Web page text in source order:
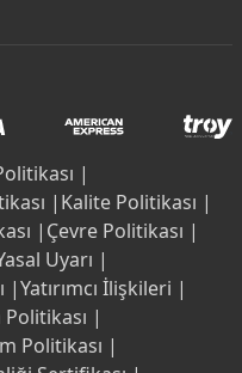
|
| Kalite Politikası |
| Çevre Politikası |
Uyarı |
|Yatırımcı İlişkileri |
|
Politikası |